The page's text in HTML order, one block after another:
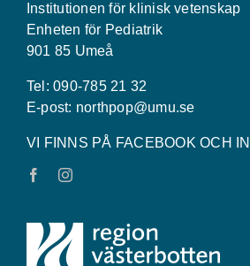
Institutionen för klinisk vetenskap
Enheten för Pediatrik
901 85 Umeå
Tel: 090-785 21 32
E-post: northpop@umu.se
VI FINNS PÅ FACEBOOK OCH